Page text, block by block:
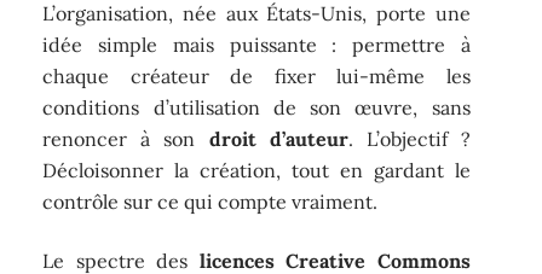
L’organisation, née aux États-Unis, porte une
idée simple mais puissante : permettre à
chaque créateur de fixer lui-même les
conditions d’utilisation de son œuvre, sans
renoncer à son droit d’auteur. L’objectif ?
Décloisonner la création, tout en gardant le
contrôle sur ce qui compte vraiment.
Le spectre des licences Creative Commons